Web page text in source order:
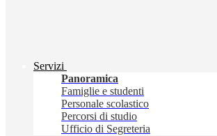
Servizi
Panoramica
Famiglie e studenti
Personale scolastico
Percorsi di studio
Ufficio di Segreteria